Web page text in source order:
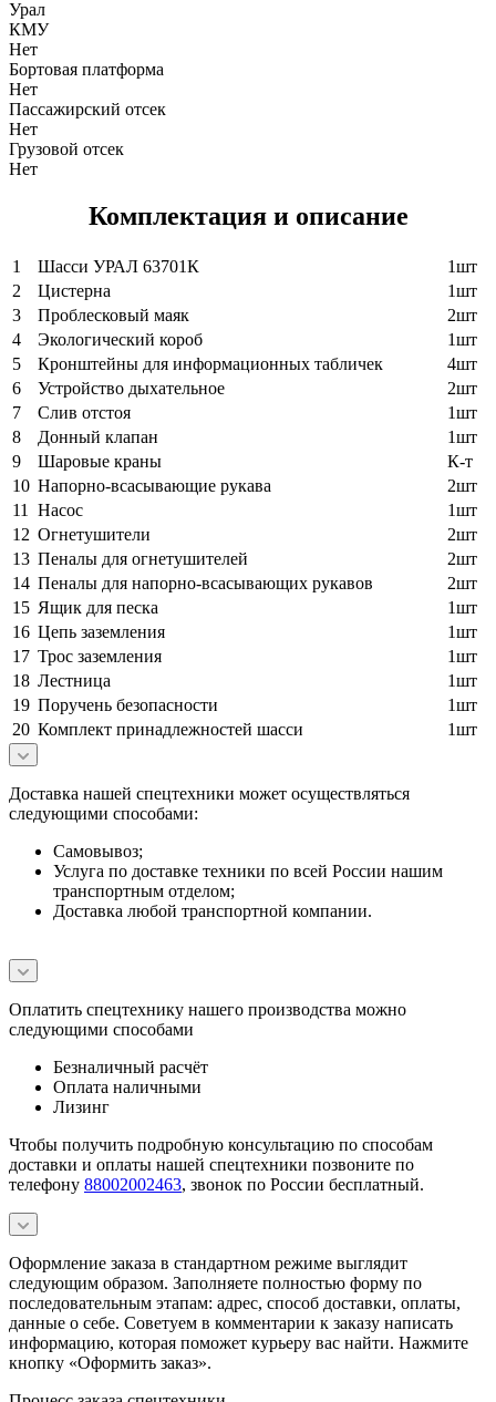
Урал
КМУ
Нет
Бортовая платформа
Нет
Пассажирский отсек
Нет
Грузовой отсек
Нет
Комплектация и описание
1 Шасси УРАЛ 63701К
1шт
2
Цистерна
1шт
3
Проблесковый маяк
2шт
4
Экологический короб
1шт
5
Кронштейны для информационных табличек
4шт
6
Устройство дыхательное
2шт
7
Слив отстоя
1шт
8
Донный клапан
1шт
9
Шаровые краны
К-т
10 Напорно-всасывающие рукава
2шт
11
Насос
1шт
12 Огнетушители
2шт
13 Пеналы для огнетушителей
2шт
14 Пеналы для напорно-всасывающих рукавов
2шт
15 Ящик для песка
1шт
16 Цепь заземления
1шт
17 Трос заземления
1шт
18 Лестница
1шт
19 Поручень безопасности
1шт
20 Комплект принадлежностей шасси 1шт
Доставка нашей спецтехники может осуществляться
следующими способами:
Самовывоз;
Услуга по доставке техники по всей России нашим
транспортным отделом;
Доставка любой транспортной компании.
Оплатить спецтехнику нашего производства можно
следующими способами
Безналичный расчёт
Оплата наличными
Лизинг
Чтобы получить подробную консультацию по способам
доставки и оплаты нашей спецтехники позвоните по
телефону 88002002463, звонок по России бесплатный.
Оформление заказа в стандартном режиме выглядит
следующим образом. Заполняете полностью форму по
последовательным этапам: адрес, способ доставки, оплаты,
данные о себе. Советуем в комментарии к заказу написать
информацию, которая поможет курьеру вас найти. Нажмите
кнопку «Оформить заказ».